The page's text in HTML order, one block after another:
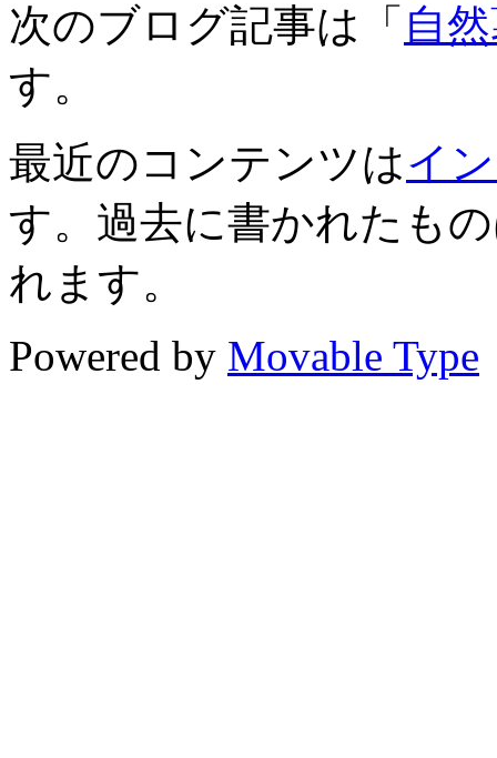
次のブログ記事は「 自
す。
最近のコンテンツはイ
す。過去に書かれたも
れます。
Powered by Movable Type